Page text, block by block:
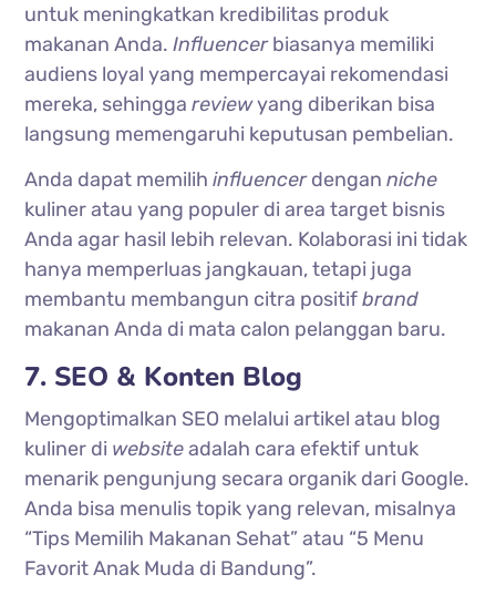
untuk meningkatkan kredibilitas produk
makanan Anda.Influencerbiasanya memiliki
audiens loyal yang mempercayai rekomendasi
mereka, sehinggareviewyang diberikan bisa
langsung memengaruhi keputusan pembelian.
Anda dapat memilihinfluencerdenganniche
kuliner atau yang populer di area target bisnis
Anda agar hasil lebih relevan. Kolaborasi ini tidak
hanya memperluas jangkauan, tetapi juga
membantu membangun citra positifbrand
makanan Anda di mata calon pelanggan baru.
7. SEO & Konten Blog
Mengoptimalkan SEO melalui artikel atau blog
kuliner di websiteadalah cara efektif untuk
menarik pengunjung secara organik dari Google.
Anda bisa menulis topik yang relevan, misalnya
“Tips Memilih Makanan Sehat” atau “5 Menu
Favorit Anak Muda di Bandung”.